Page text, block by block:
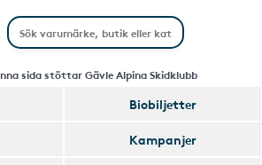
sida stöttar Gävle Alpina Skidklubb
Biobiljetter
Kampanjer